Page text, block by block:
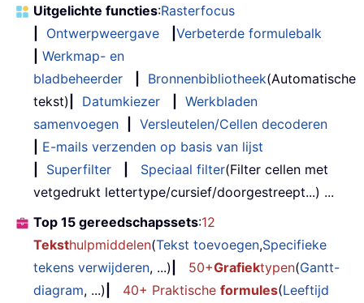
Uitgelichte functies:Rasterfocus
Ontwerpweergave
Verbeterde formulebalk
Werkmap- en
bladbeheerder
Bronnenbibliotheek(Automatische
tekst)
Datumkiezer
Werkbladen
samenvoegen
Versleutelen/Cellen decoderen
E-mails verzenden op basis van lijst
Superfilter Speciaal filter(Filter cellen met
vetgedrukt lettertype/cursief/doorgestreept...) ...
Top 15 gereedschapssets:12
Teksthulpmiddelen(Tekst toevoegen,Specifieke
tekens verwijderen, ...) 50+Grafiektypen(Gantt-
diagram, ...) 40+ Praktische formules(Leeftijd